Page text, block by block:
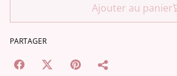
Ajouter au panier
PARTAGER